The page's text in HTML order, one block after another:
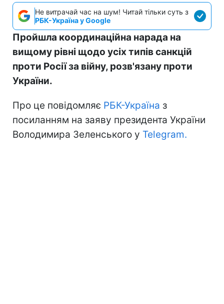
Не витрачай час на шум! Читай тільки суть з
РБК-Україна у Google
Пройшла координаційна нарада на
вищому рівні щодо усіх типів санкцій
проти Росії за війну, розв'язану проти
України.
Про це повідомляє РБК-Україна з
посиланням на заяву президента України
Володимира Зеленського у Telegram.